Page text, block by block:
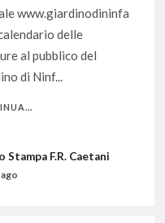
www.giardinodininfa
delle
al pubblico del
di Ninf...
Stampa F.R. Caetani